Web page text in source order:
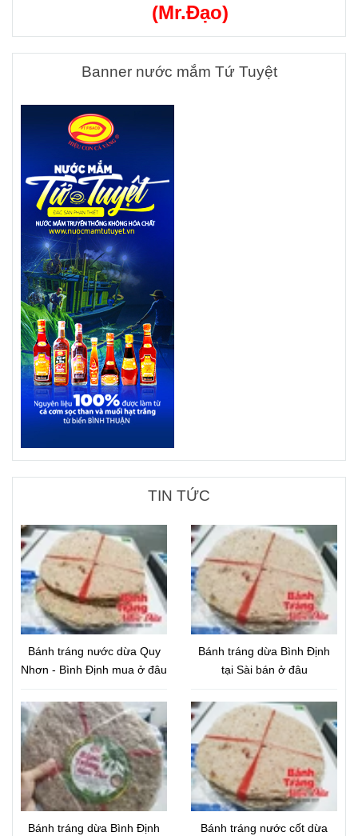
(Mr.Đạo)
Banner nước mắm Tứ Tuyệt
TIN TỨC
Bánh tráng nước dừa Quy
Nhơn - Bình Định mua ở đâu
Bánh tráng dừa Bình Định
tại Sài bán ở đâu
Bánh tráng dừa Bình Định
Bánh tráng nước cốt dừa